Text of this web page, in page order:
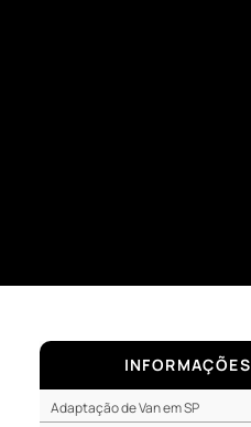
INFORMAÇÕES
Adaptação de Van em SP